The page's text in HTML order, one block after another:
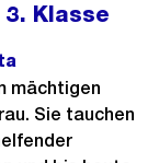
Klasse
mächtigen
Sie tauchen